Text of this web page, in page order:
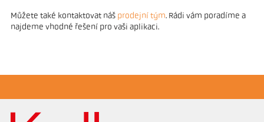
Můžete také kontaktovat náš prodejní tým. Rádi vám poradíme a
najdeme vhodné řešení pro vaši aplikaci.